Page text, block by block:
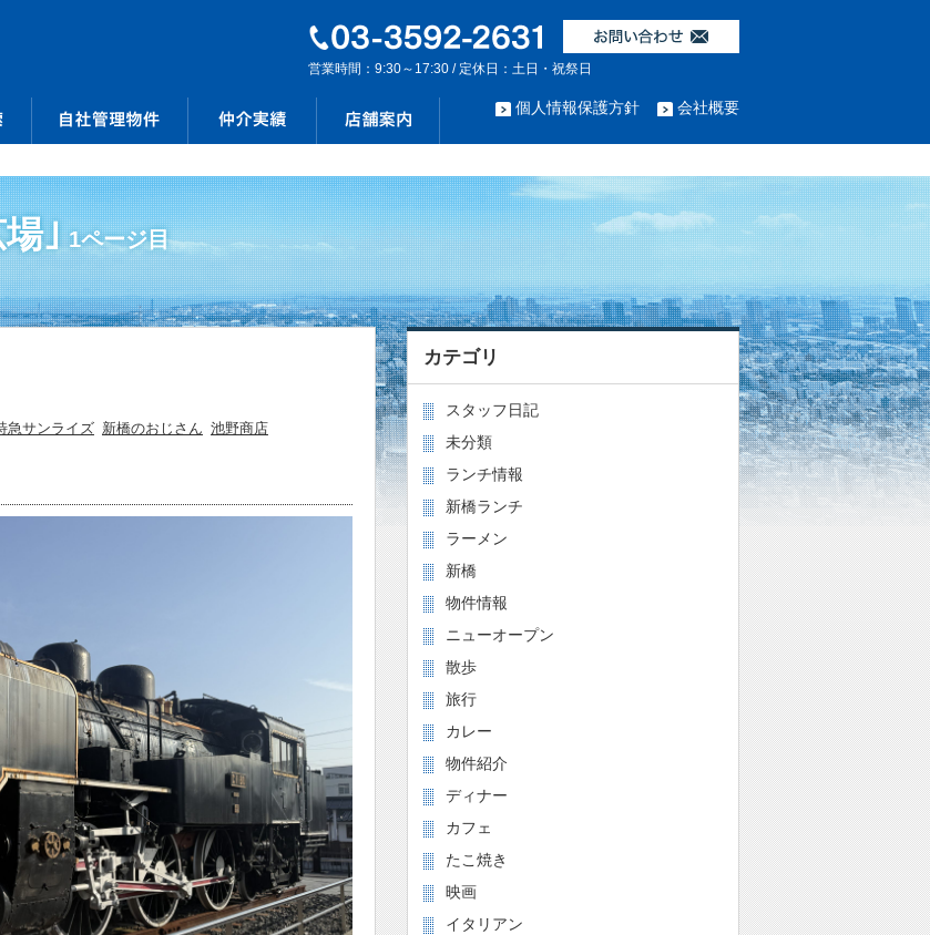
営業時間：9:30～17:30 / 定休日：土日・祝祭日
個人情報保護方針 会社概要
｣1ページ目
急サンライズ 新橋のおじさん 池野商店
カテゴリ
スタッフ日記
未分類
ランチ情報
新橋ランチ
ラーメン
新橋
物件情報
ニューオープン
散歩
旅行
カレー
物件紹介
ディナー
カフェ
たこ焼き
映画
イタリアン